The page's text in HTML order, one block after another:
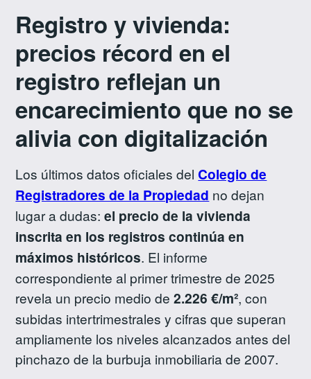
Registro y vivienda:
precios récord en el
registro reflejan un
encarecimiento que no se
alivia con digitalización
Los últimos datos oficiales del Colegio de
Registradores de la Propiedad no dejan
lugar a dudas:el precio de la vivienda
inscrita en los registros continúa en
máximos históricos. El informe
correspondiente al primer trimestre de 2025
revela un precio medio de2.226 €/m², con
subidas intertrimestrales y cifras que superan
ampliamente los niveles alcanzados antes del
pinchazo de la burbuja inmobiliaria de 2007.